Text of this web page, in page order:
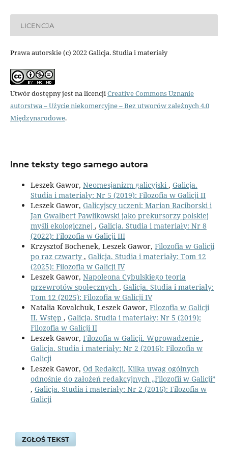
LICENCJA
Prawa autorskie (c) 2022 Galicja. Studia i materiały
Utwór dostępny jest na licencjiCreative Commons Uznanie
autorstwa – Użycie niekomercyjne – Bez utworów zależnych 4.0
Międzynarodowe.
Inne teksty tego samego autora
Leszek Gawor, Neomesjanizm galicyjski, Galicja.
Studia i materiały: Nr 5 (2019): Filozofia w Galicji II
Leszek Gawor, Galicyjscy uczeni: Marian Raciborski i
Jan Gwalbert Pawlikowski jako prekursorzy polskiej
myśli ekologicznej , Galicja. Studia i materiały: Nr 8
(2022): Filozofia w Galicji III
Krzysztof Bochenek, Leszek Gawor, Filozofia w Galicji
po raz czwarty , Galicja. Studia i materiały: Tom 12
(2025): Filozofia w Galicji IV
Leszek Gawor, Napoleona Cybulskiego teoria
przewrotów społecznych , Galicja. Studia i materiały:
Tom 12 (2025): Filozofia w Galicji IV
Natalia Kovalchuk, Leszek Gawor, Filozofia w Galicji
II. Wstęp , Galicja. Studia i materiały: Nr 5 (2019):
Filozofia w Galicji II
Leszek Gawor, Filozofia w Galicji. Wprowadzenie ,
Galicja. Studia i materiały: Nr 2 (2016): Filozofia w
Galicji
Leszek Gawor, Od Redakcji. Kilka uwag ogólnych
odnośnie do założeń redakcyjnych „Filozofii w Galicji”
, Galicja. Studia i materiały: Nr 2 (2016): Filozofia w
Galicji
ZGŁOŚ TEKST